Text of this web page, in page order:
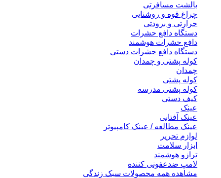
بالشت مسافرتی
چراغ قوه و روشنایی
حرارتی و برودتی
دستگاه دافع حشرات
دافع حشرات هوشمند
دستگاه دافع حشرات دستی
کوله پشتی و چمدان
چمدان
کوله پشتی
کوله پشتی مدرسه
کیف دستی
عینک
عینک آفتابی
عینک مطالعه / عینک کامپیوتر
لوازم تحریر
ابزار سلامت
ترازو هوشمند
لامپ ضدعفونی کننده
مشاهده همه محصولات سبک زندگی